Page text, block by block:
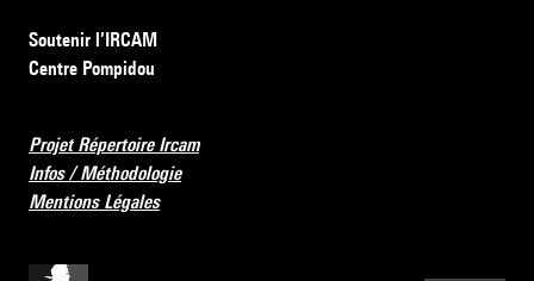
Soutenir l’IRCAM
Centre Pompidou
Projet Répertoire Ircam
Infos / Méthodologie
Mentions Légales